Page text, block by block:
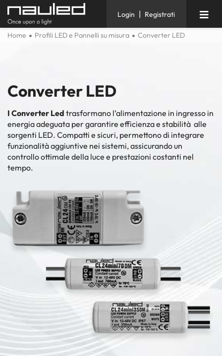
Login | Registrati
Home Profili LED e Pannelli su misura Converter LED
Converter LED
I Converter Led trasformano l’alimentazione in ingresso in
energia adeguata per garantire efficienza e stabilità alle
sorgenti LED. Compatti e sicuri, permettono di integrare
funzionalità aggiuntive nei sistemi, assicurando un
controllo ottimale della luce e prestazioni costanti nel
tempo.